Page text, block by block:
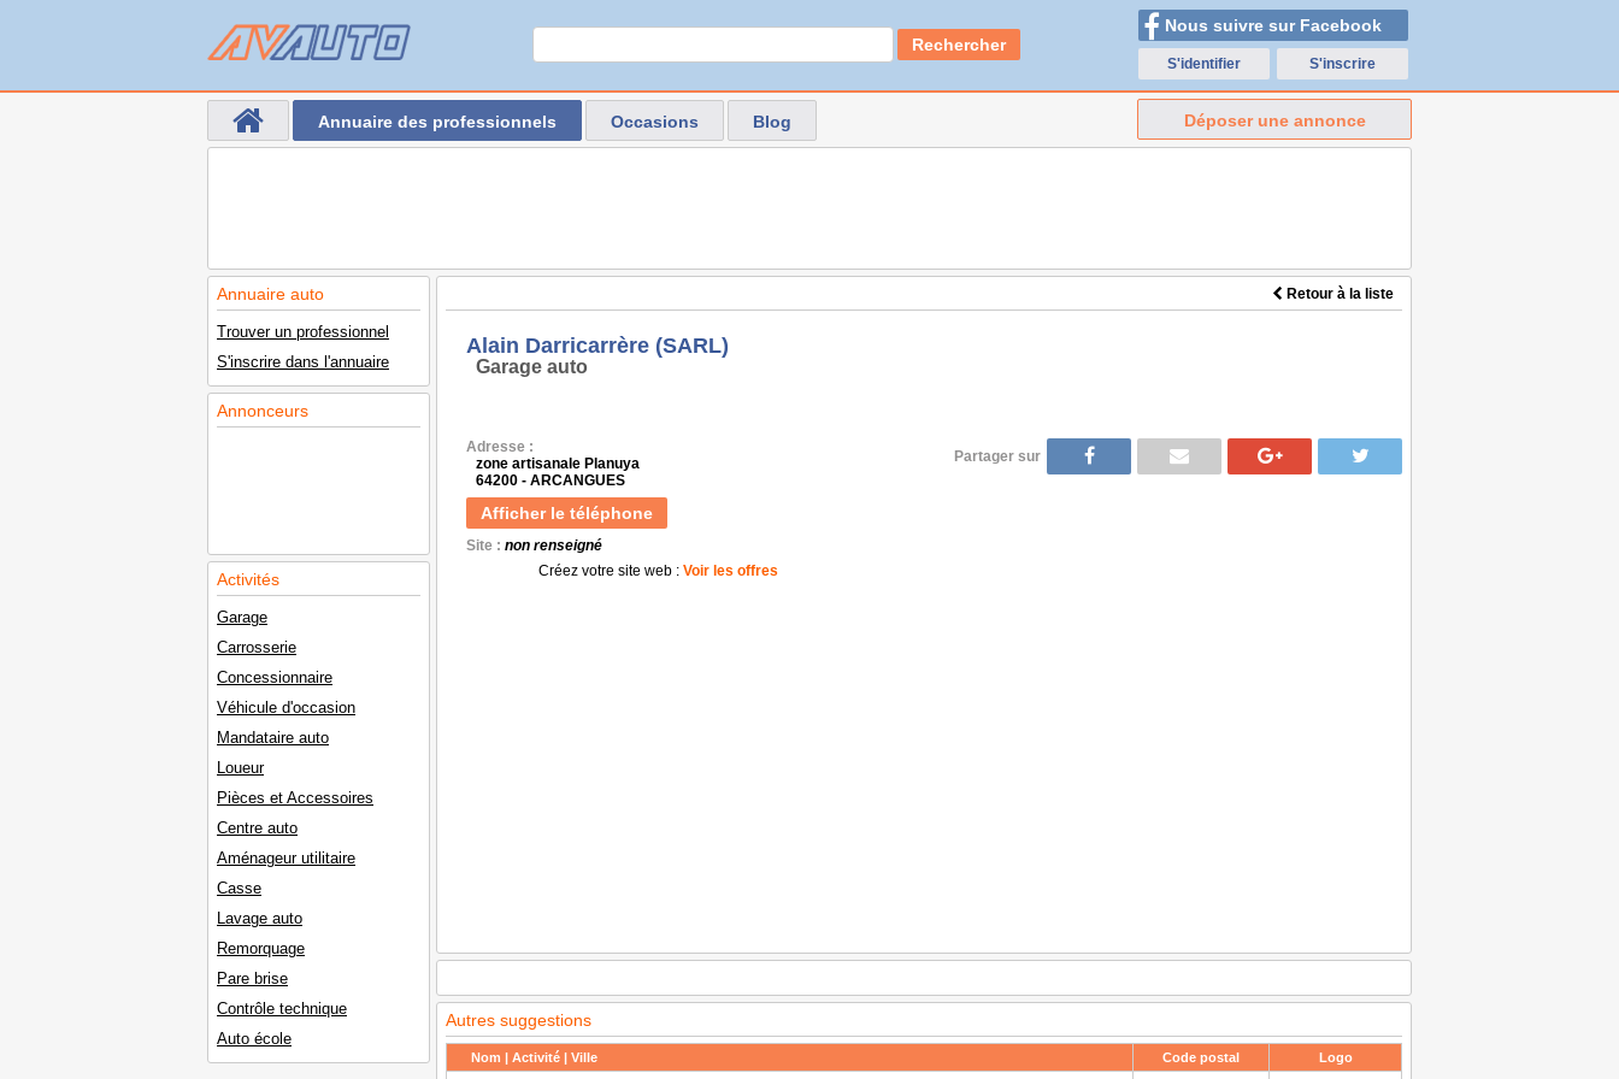
Rechercher
Nous suivre sur Facebook
S'identifier S'inscrire
Annuaire des professionnels Occasions Blog Déposer une annonce
Annuaire auto
Trouver un professionnel
S'inscrire dans l'annuaire
Annonceurs
Activités
Garage
Carrosserie
Concessionnaire
Véhicule d'occasion
Mandataire auto
Loueur
Pièces et Accessoires
Centre auto
Aménageur utilitaire
Casse
Lavage auto
Remorquage
Pare brise
Contrôle technique
Auto école
Retour à la liste
Alain Darricarrère (SARL)
Garage auto
Adresse :
zone artisanale Planuya
64200 - ARCANGUES
Afficher le téléphone
Site : non renseigné
Créez votre site web : Voir les offres
Partager sur
Autres suggestions
Nom | Activité | Ville Code postal Logo